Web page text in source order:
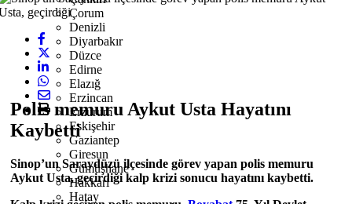
Çorum
Denizli
Diyarbakır
Düzce
Edirne
Elazığ
Erzincan
Erzurum
Eskişehir
Gaziantep
Giresun
Gümüşhane
Hakkari
Hatay
Polis memuru Aykut Usta Hayatını
Kaybetti
Sinop’un Saraydüzü ilçesinde görev yapan polis memuru
Aykut Usta, geçirdiği kalp krizi sonucu hayatını kaybetti.